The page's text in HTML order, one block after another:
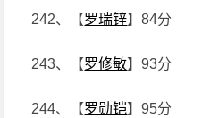
242、【罗瑞锌】84分
243、【罗修敏】93分
244、【罗勋铠】95分